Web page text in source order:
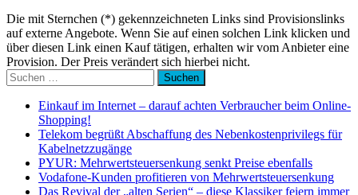
Die mit Sternchen (*) gekennzeichneten Links sind Provisionslinks
auf externe Angebote. Wenn Sie auf einen solchen Link klicken und
über diesen Link einen Kauf tätigen, erhalten wir vom Anbieter eine
Provision. Der Preis verändert sich hierbei nicht.
Suchen
nach:
Einkauf im Internet – darauf achten Verbraucher beim Online-
Shopping!
Telekom begrüßt Abschaffung des Nebenkostenprivilegs für
Kabelnetzzugänge
PYUR: Mehrwertsteuersenkung senkt Preise ebenfalls
Vodafone-Kunden profitieren von Mehrwertsteuersenkung
Das Revival der „alten Serien“ – diese Klassiker feiern immer